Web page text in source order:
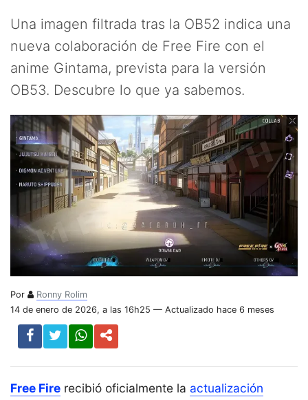
Una imagen filtrada tras la OB52 indica una
nueva colaboración de Free Fire con el
anime Gintama, prevista para la versión
OB53. Descubre lo que ya sabemos.
Por
Ronny Rolim
14 de enero de 2026, a las 16h25 — Actualizado hace 6 meses
Free Fire recibió oficialmente la actualización